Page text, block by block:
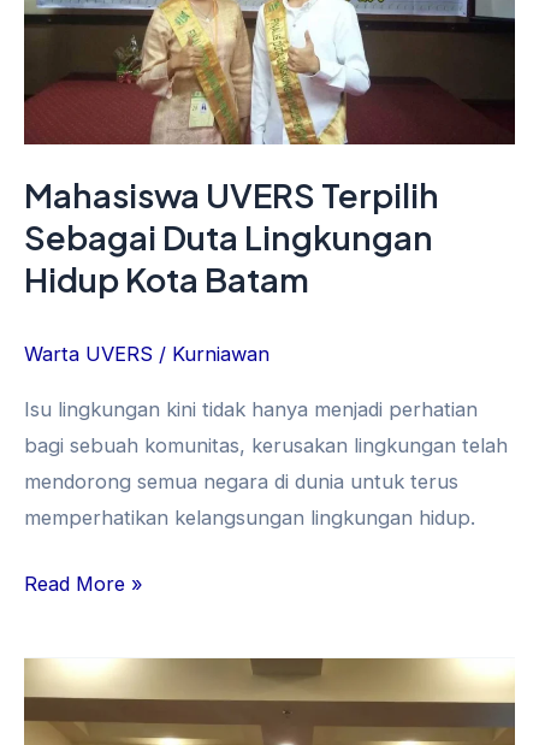
Mahasiswa UVERS Terpilih
Sebagai Duta Lingkungan
Hidup Kota Batam
Warta UVERS / Kurniawan
Isu lingkungan kini tidak hanya menjadi perhatian
bagi sebuah komunitas, kerusakan lingkungan telah
mendorong semua negara di dunia untuk terus
memperhatikan kelangsungan lingkungan hidup.
Hidup
Batam
Read More »
UVERS